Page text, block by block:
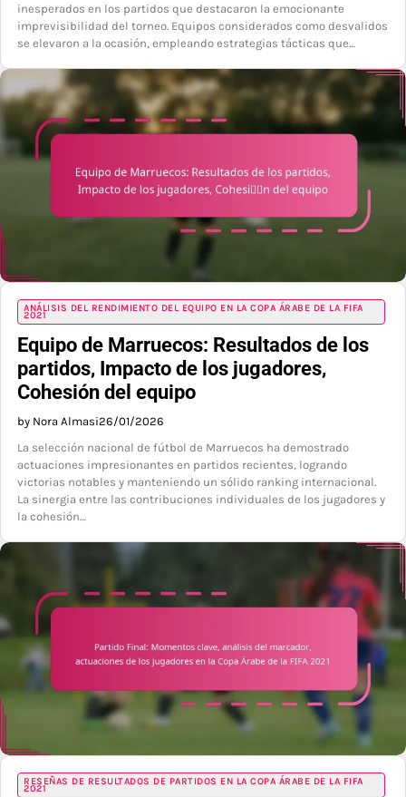
inesperados en los partidos que destacaron la emocionante
imprevisibilidad del torneo. Equipos considerados como desvalidos
se elevaron a la ocasión, empleando estrategias tácticas que…
ANÁLISIS DEL RENDIMIENTO DEL EQUIPO EN LA COPA ÁRABE DE LA FIFA
2021
Equipo de Marruecos: Resultados de los
partidos, Impacto de los jugadores,
Cohesión del equipo
by Nora Almasi26/01/2026
La selección nacional de fútbol de Marruecos ha demostrado
actuaciones impresionantes en partidos recientes, logrando
victorias notables y manteniendo un sólido ranking internacional.
La sinergia entre las contribuciones individuales de los jugadores y
la cohesión…
RESEÑAS DE RESULTADOS DE PARTIDOS EN LA COPA ÁRABE DE LA FIFA
2021